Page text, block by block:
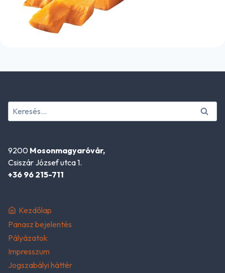
Keresés:
9200 Mosonmagyaróvár,
Csiszár József utca 1.
+36 96 215-711
Kezdőlap
Panasz bejelentés
Pályázatok
Impresszum
Jogszabályi háttér